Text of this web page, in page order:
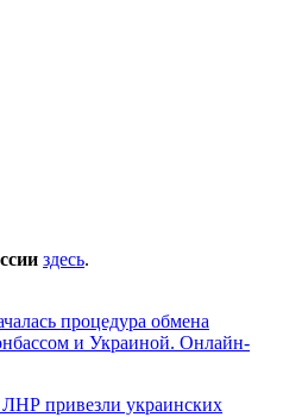
здесь.
процедура обмена
и Украиной. Онлайн-
привезли украинских